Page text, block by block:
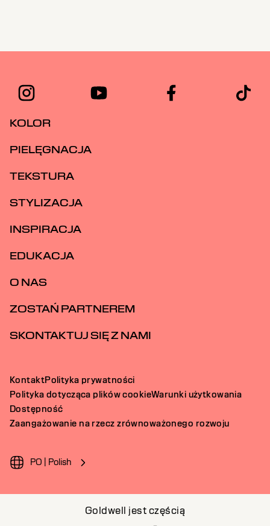
KOLOR
PIELĘGNACJA
TEKSTURA
STYLIZACJA
INSPIRACJA
EDUKACJA
O NAS
ZOSTAŃ PARTNEREM
SKONTAKTUJ SIĘ Z NAMI
KontaktPolityka prywatności
Polityka dotycząca plików cookieWarunki użytkowania
Dostępność
Zaangażowanie na rzecz zrównoważonego rozwoju
PO | Polish
Goldwell jest częścią